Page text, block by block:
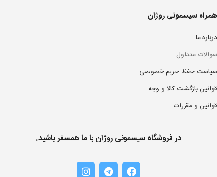
همراه سیسمونی روژان
درباره ما
سوالات متداول
سیاست حفظ حریم خصوصی
قوانین بازگشت کالا و وجه
قوانین و مقررات
در فروشگاه سیسمونی روژان با ما همسفر باشید.